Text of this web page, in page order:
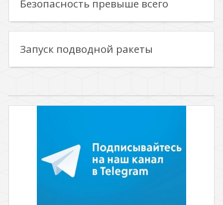
Безопасность превыше всего
Запуск подводной ракеты